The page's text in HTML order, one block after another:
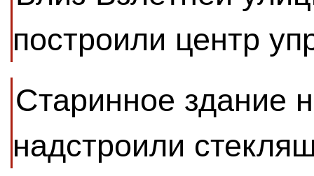
построили центр
Старинное здание
надстроили